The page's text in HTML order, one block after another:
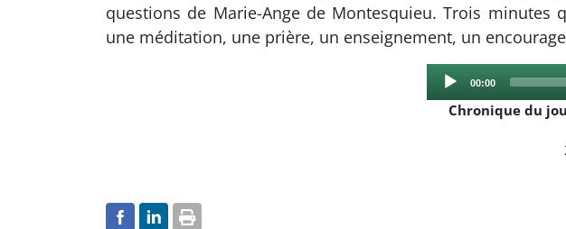
questions de Marie-Ange de Montesquieu. Trois
une méditation, une prière, un enseignement, un
Current
00:00
Chronique du